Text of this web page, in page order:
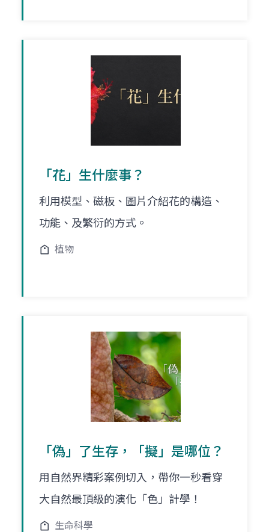
「花」生什麼事？
利用模型、磁板、圖片介紹花的構造、
功能、及繁衍的方式。
植物
「偽」了生存，「擬」是哪位？
用自然界精彩案例切入，帶你一秒看穿
大自然最頂級的演化「色」計學！
生命科學